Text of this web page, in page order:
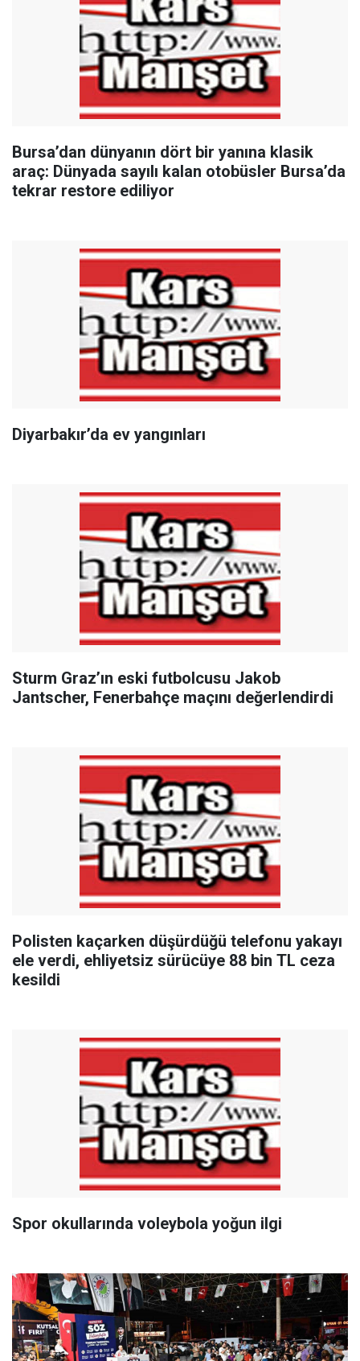
Bursa’dan dünyanın dört bir yanına klasik
araç: Dünyada sayılı kalan otobüsler Bursa’da
tekrar restore ediliyor
Diyarbakır’da ev yangınları
Sturm Graz’ın eski futbolcusu Jakob
Jantscher, Fenerbahçe maçını değerlendirdi
Polisten kaçarken düşürdüğü telefonu yakayı
ele verdi, ehliyetsiz sürücüye 88 bin TL ceza
kesildi
Spor okullarında voleybola yoğun ilgi